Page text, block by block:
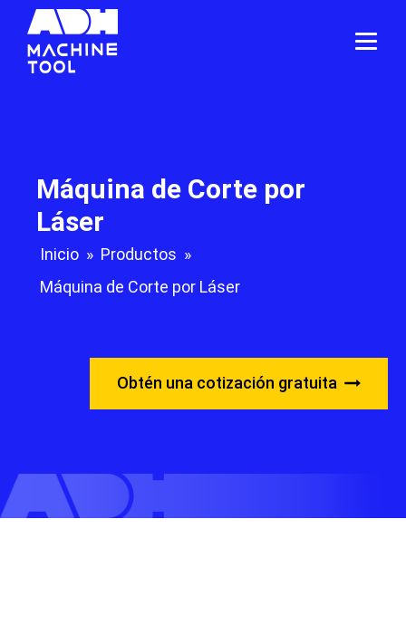
Máquina de Corte por
Láser
Inicio » Productos »
Máquina de Corte por Láser
Obtén una cotización gratuita